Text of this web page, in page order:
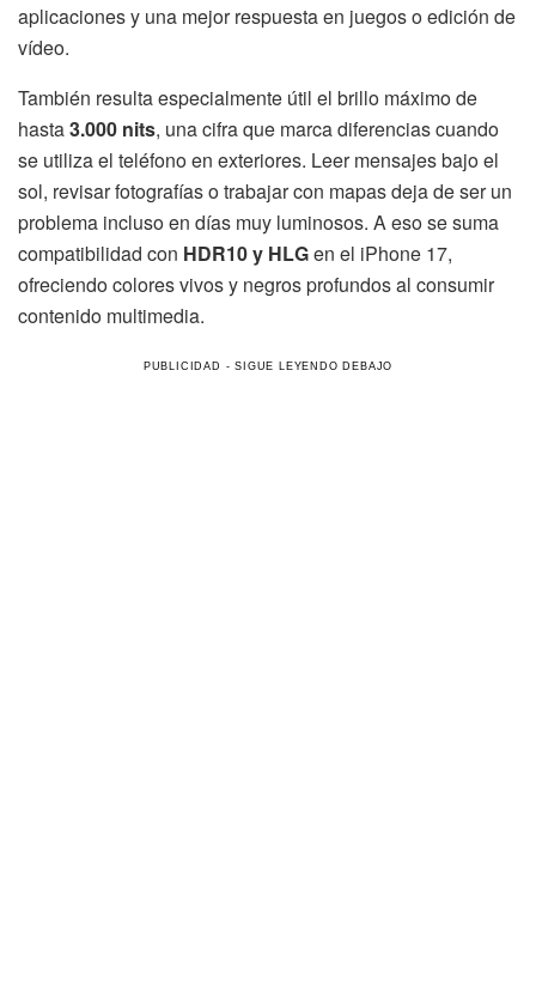
aplicaciones y una mejor respuesta en juegos o edición de
vídeo.
También resulta especialmente útil el brillo máximo de
hasta3.000 nits, una cifra que marca diferencias cuando
se utiliza el teléfono en exteriores. Leer mensajes bajo el
sol, revisar fotografías o trabajar con mapas deja de ser un
problema incluso en días muy luminosos. A eso se suma
compatibilidad con HDR10 y HLGen el iPhone 17,
ofreciendo colores vivos y negros profundos al consumir
contenido multimedia.